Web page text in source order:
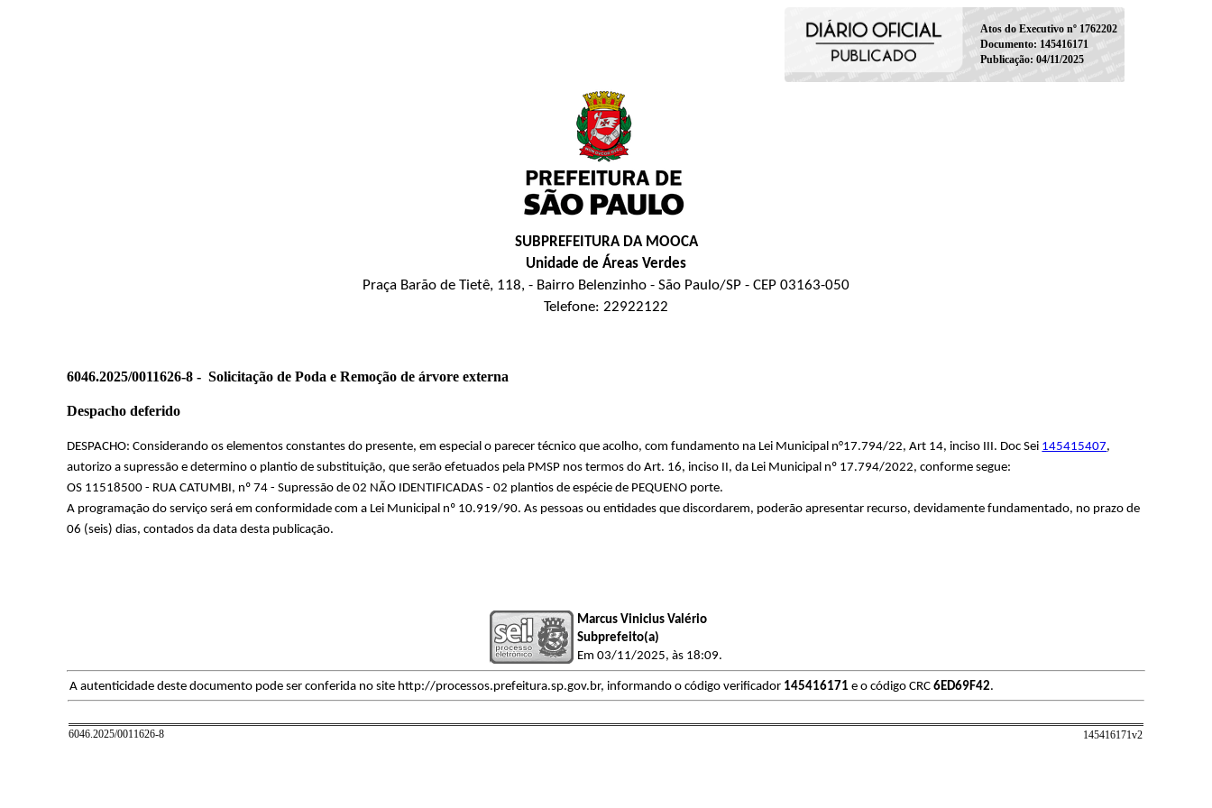
Atos do Executivo nº 1762202
Documento: 145416171
Publicação: 04/11/2025
SUBPREFEITURA DA MOOCA
Unidade de Áreas Verdes
Praça Barão de Tietê, 118, - Bairro Belenzinho - São Paulo/SP - CEP 03163-050
Telefone: 22922122
6046.2025/0011626-8 - Solicitação de Poda e Remoção de árvore externa
Despacho deferido
DESPACHO: Considerando os elementos constantes do presente, em especial o parecer técnico que acolho, com fundamento na Lei Municipal n°17.794/22, Art 14, inciso III. Doc Sei 145415407,
autorizo a supressão e determino o plantio de substituição, que serão efetuados pela PMSP nos termos do Art. 16, inciso II, da Lei Municipal nº 17.794/2022, conforme segue:
OS 11518500 - RUA CATUMBI, nº 74 - Supressão de 02 NÃO IDENTIFICADAS - 02 plantios de espécie de PEQUENO porte.
A programação do serviço será em conformidade com a Lei Municipal nº 10.919/90. As pessoas ou entidades que discordarem, poderão apresentar recurso, devidamente fundamentado, no prazo de
06 (seis) dias, contados da data desta publicação.
Marcus Vinicius Valério
Subprefeito(a)
Em 03/11/2025, às 18:09.
A autenticidade deste documento pode ser conferida no site http://processos.prefeitura.sp.gov.br, informando o código verificador 145416171 e o código CRC6ED69F42.
6046.2025/0011626-8 145416171v2